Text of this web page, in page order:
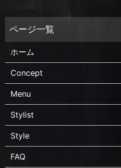
ホーム
Concept
Menu
Stylist
Style
FAQ